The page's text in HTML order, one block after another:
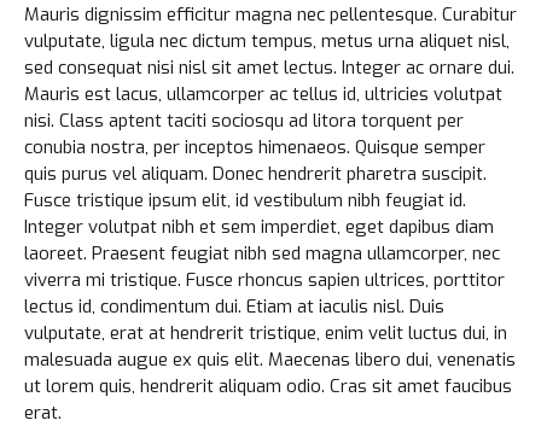
Mauris dignissim efficitur magna nec pellentesque. Curabitur
vulputate, ligula nec dictum tempus, metus urna aliquet nisl,
sed consequat nisi nisl sit amet lectus. Integer ac ornare dui.
Mauris est lacus, ullamcorper ac tellus id, ultricies volutpat
nisi. Class aptent taciti sociosqu ad litora torquent per
conubia nostra, per inceptos himenaeos. Quisque semper
quis purus vel aliquam. Donec hendrerit pharetra suscipit.
Fusce tristique ipsum elit, id vestibulum nibh feugiat id.
Integer volutpat nibh et sem imperdiet, eget dapibus diam
laoreet. Praesent feugiat nibh sed magna ullamcorper, nec
viverra mi tristique. Fusce rhoncus sapien ultrices, porttitor
lectus id, condimentum dui. Etiam at iaculis nisl. Duis
vulputate, erat at hendrerit tristique, enim velit luctus dui, in
malesuada augue ex quis elit. Maecenas libero dui, venenatis
ut lorem quis, hendrerit aliquam odio. Cras sit amet faucibus
erat.